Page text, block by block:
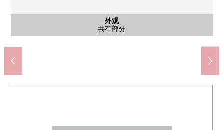
外观
共有部分
外观
外观
外观
外观
外观
外观
外观
外观
外观
外观
外观
外观
伊藤洋华堂武藏境商店(约650m)
Create Ｓ·Ｄ武藏境南店(约570m)
三鹰市立第7小学(约940m)
三鹰市立第4中学(约650m)
武藏野红十字医院(约620m)
三鹰上连雀5邮局(约190m)